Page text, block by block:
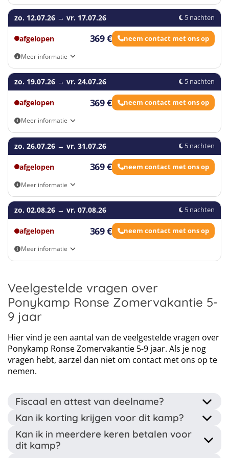
Eigen vervoer
zo. 12.07.26 → vr. 17.07.26 5 nachten
afgelopen 369 € neem contact met ons op
Meer informatie
Eigen vervoer
zo. 19.07.26 → vr. 24.07.26 5 nachten
afgelopen 369 € neem contact met ons op
Meer informatie
Eigen vervoer
zo. 26.07.26 → vr. 31.07.26 5 nachten
afgelopen 369 € neem contact met ons op
Meer informatie
Eigen vervoer
zo. 02.08.26 → vr. 07.08.26 5 nachten
afgelopen 369 € neem contact met ons op
Meer informatie
Veelgestelde vragen over
Ponykamp Ronse Zomervakantie 5-
9 jaar
Hier vind je een aantal van de veelgestelde vragen over
Ponykamp Ronse Zomervakantie 5-9 jaar. Als je nog
vragen hebt, aarzel dan niet om contact met ons op te
nemen.
Fiscaal en attest van deelname?
Dit kamp wordt georganiseerd door een erkende
jeugdorganisatie dus na afloop krijg je een attest van
deelname. Ook ontvang je een fiscaal attest wanneer je
Kan ik korting krijgen voor dit kamp?
Gezinskorting: Vanaf de tweede inschrijving voor
hetzelfde gezin, tijdens hetzelfde kalenderjaar, kan u
Kan ik in meerdere keren betalen voor
dit kamp?